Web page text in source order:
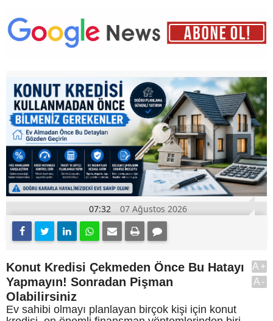
07:32 07 Ağustos 2026
Konut Kredisi Çekmeden Önce Bu Hatayı
Yapmayın! Sonradan Pişman
Olabilirsiniz
Ev sahibi olmayı planlayan birçok kişi için konut
A+
A-